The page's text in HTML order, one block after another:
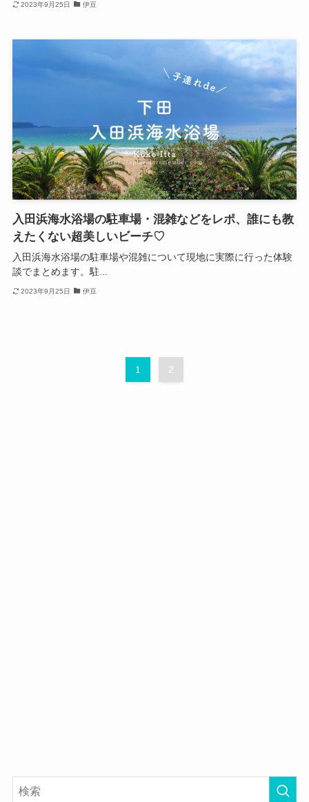
2023年9月25日 伊豆
入田浜海水浴場の駐車場・混雑などをレポ、誰にも教
えたくない超美しいビーチ♡
入田浜海水浴場の駐車場や混雑について現地に実際に行った体験
談でまとめます。駐...
2023年9月25日 伊豆
1 2